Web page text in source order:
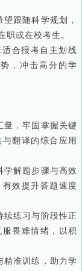
跟随科学规划，
职或在校考生。
合报考自主划线
，冲击高分的学
，牢固掌握关键
翻译的综合应用
解题步骤与高效
效提升答题速度
练习与阶段性正
畏难情绪，以积
准训练，助力学